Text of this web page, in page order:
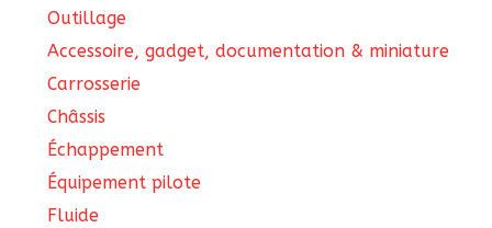
Outillage
Accessoire, gadget, documentation & miniature
Carrosserie
Châssis
Échappement
Équipement pilote
Fluide